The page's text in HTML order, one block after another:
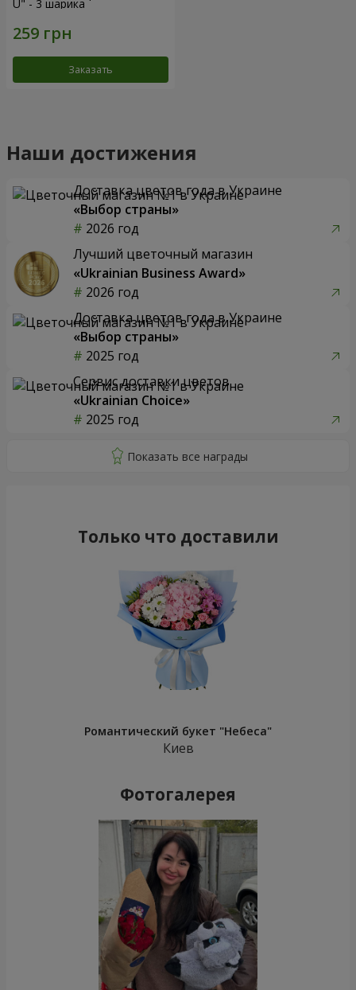
U" - 3 шарика
Заказать
Наши достижения
Доставка цветов года в Украине
«Выбор страны»
2026 год
Лучший цветочный магазин
«Ukrainian Business Award»
2026 год
Доставка цветов года в Украине
«Выбор страны»
2025 год
Сервис доставки цветов
«Ukrainian Choice»
2025 год
Только что доставили
Романтический букет "Небеса"
Киев
Фотогалерея